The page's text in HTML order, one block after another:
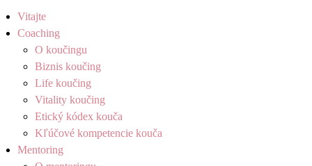
Vitajte
Coaching
O koučingu
Biznis koučing
Life koučing
Vitality koučing
Etický kódex kouča
Kľúčové kompetencie kouča
Mentoring